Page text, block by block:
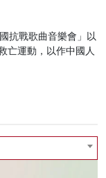
抗戰歌曲音樂會」以
亡運動，以作中國人